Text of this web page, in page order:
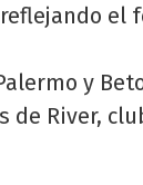
el
y
River,